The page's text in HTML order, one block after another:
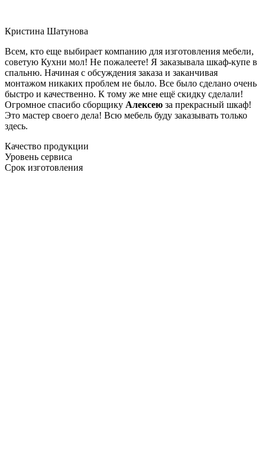
Кристина Шатунова
Всем, кто еще выбирает компанию для изготовления мебели,
советую Кухни мол! Не пожалеете! Я заказывала шкаф-купе в
спальню. Начиная с обсуждения заказа и заканчивая
монтажом никаких проблем не было. Все было сделано очень
быстро и качественно. К тому же мне ещё скидку сделали!
Огромное спасибо сборщику Алексею за прекрасный шкаф!
Это мастер своего дела! Всю мебель буду заказывать только
здесь.
Качество продукции
Уровень сервиса
Срок изготовления